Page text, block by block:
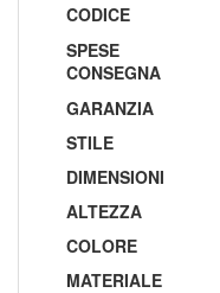
CODICE
SPESE
CONSEGNA
GARANZIA
STILE
DIMENSIONI
ALTEZZA
COLORE
MATERIALE